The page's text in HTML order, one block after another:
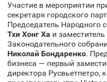
Участие в мероприятии
секретаря городского
Председатель Народного
Тхи Хонг Ха и
Законодательного
Николай Бондаренко.
бизнеса — первый
директора Русвьетпетро,